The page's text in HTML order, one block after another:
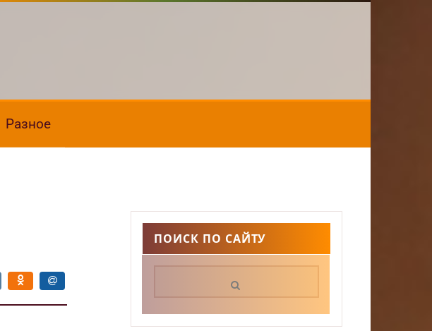
Разное
ПОИСК ПО САЙТУ